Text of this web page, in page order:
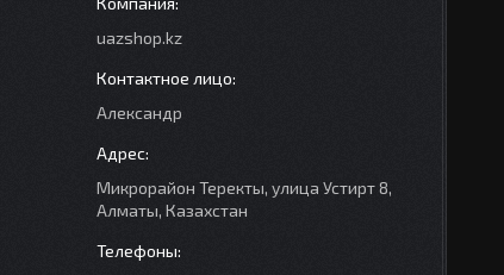
uazshop.kz
Александр
Микрорайон Теректы, улица Устирт 8,
Алматы, Казахстан